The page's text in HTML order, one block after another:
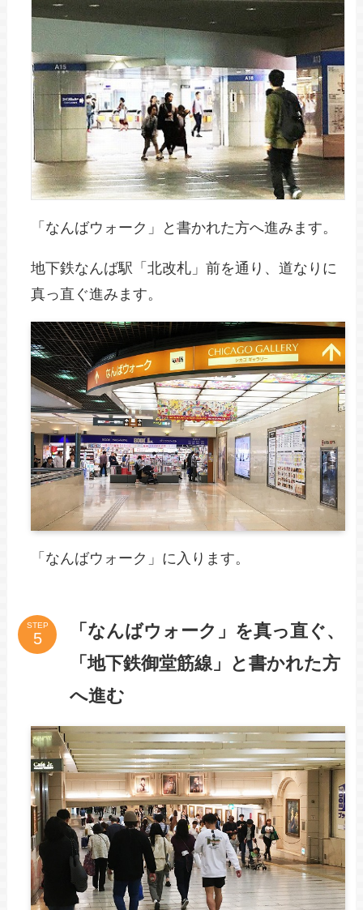
「なんばウォーク」と書かれた方へ進みます。
地下鉄なんば駅「北改札」前を通り、道なりに
真っ直ぐ進みます。
「なんばウォーク」に入ります。
STEP
「なんばウォーク」を真っ直ぐ、
「地下鉄御堂筋線」と書かれた方
へ進む